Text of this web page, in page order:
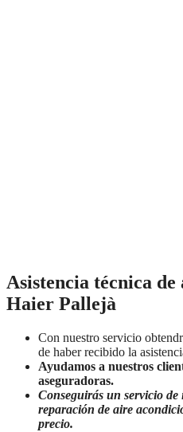
Asistencia técnica
Haier Pallejà
Con nuestro servicio
de haber recibido la
Ayudamos a nuestros
aseguradoras.
Conseguirás un servicio
reparación de aire
precio.